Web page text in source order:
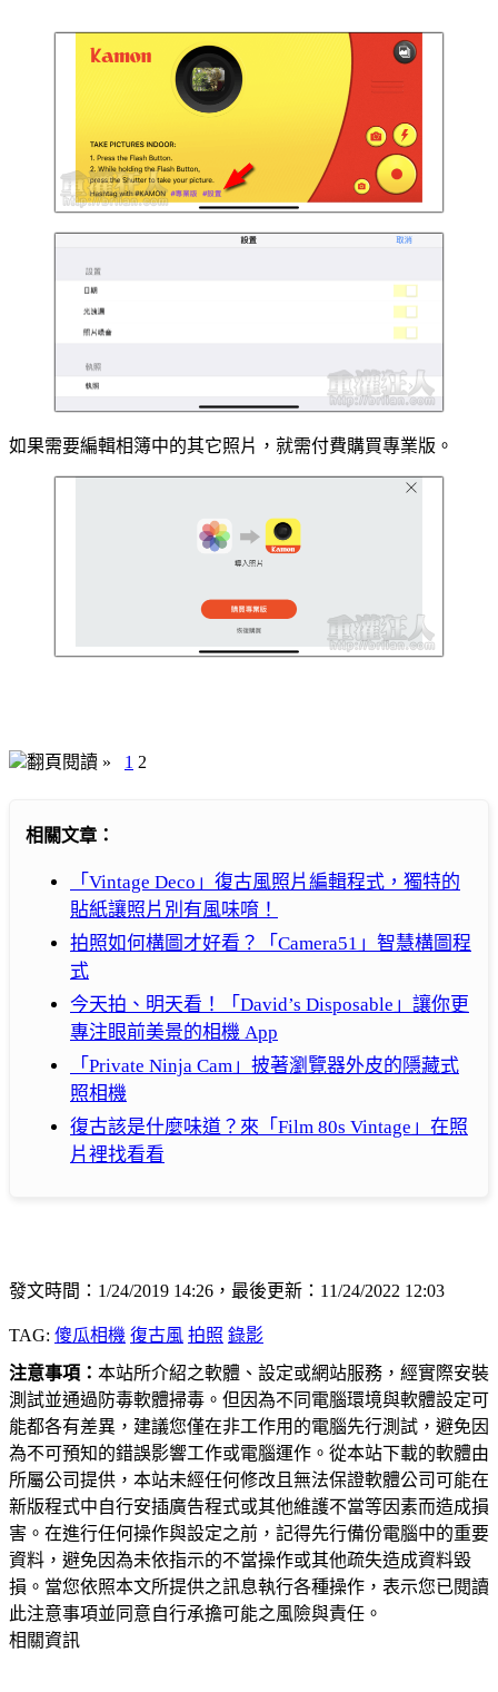
如果需要編輯相簿中的其它照片，就需付費購買專業版。
翻頁閱讀 » 1 2
相關文章：
「Vintage Deco」復古風照片編輯程式，獨特的
貼紙讓照片別有風味唷！
拍照如何構圖才好看？「Camera51」智慧構圖程
式
今天拍、明天看！「David’s Disposable」讓你更
專注眼前美景的相機 App
「Private Ninja Cam」披著瀏覽器外皮的隱藏式
照相機
復古該是什麼味道？來「Film 80s Vintage」在照
片裡找看看
發文時間：1/24/2019 14:26，最後更新：11/24/2022 12:03
TAG: 傻瓜相機 復古風 拍照 錄影
注意事項： 本站所介紹之軟體、設定或網站服務，經實際安裝
測試並通過防毒軟體掃毒。但因為不同電腦環境與軟體設定可
能都各有差異，建議您僅在非工作用的電腦先行測試，避免因
為不可預知的錯誤影響工作或電腦運作。從本站下載的軟體由
所屬公司提供，本站未經任何修改且無法保證軟體公司可能在
新版程式中自行安插廣告程式或其他維護不當等因素而造成損
害。在進行任何操作與設定之前，記得先行備份電腦中的重要
資料，避免因為未依指示的不當操作或其他疏失造成資料毀
損。當您依照本文所提供之訊息執行各種操作，表示您已閱讀
此注意事項並同意自行承擔可能之風險與責任。
相關資訊